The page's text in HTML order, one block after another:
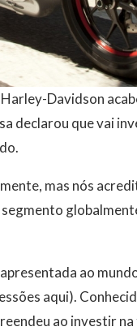
Davidson
declarou que vai
mas nós
ao
aqui).
ao investir